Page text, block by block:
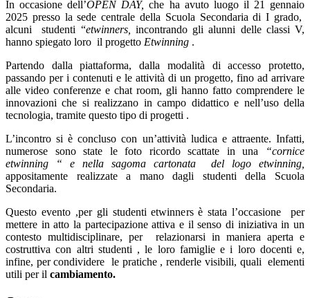
In occasione dell’OPEN DAY,che ha avuto luogo il 21 gennaio
2025 presso la sede centrale della Scuola Secondaria di I grado,
alcuni
studenti “etwinners, incontrando gli alunni delle classi V,
hanno spiegato loro il progetto Etwinning .
Partendo dalla piattaforma, dalla modalità di accesso protetto,
passando per i contenuti e le attività di un progetto, fino ad arrivare
alle video conferenze e chat room, gli hanno fatto comprendere le
innovazioni che si realizzano in campo didattico e nell’uso della
tecnologia, tramite questo tipo di progetti .
L’incontro si è concluso con un’attività ludica e attraente. Infatti,
numerose sono state le foto ricordo scattate in una
“cornice
etwinning “ e nella sagoma cartonata
del logo etwinning,
appositamente realizzate a mano
dagli studenti della Scuola
Secondaria.
Questo evento ,per gli studenti etwinners è stata l’occasione
per
mettere in atto la partecipazione attiva e il senso di iniziativa in un
contesto multidisciplinare, per
relazionarsi in maniera aperta e
costruttiva con altri studenti , le loro famiglie e i loro docenti e,
infine, per condividere le pratiche , renderle visibili, quali elementi
utili per il cambiamento.